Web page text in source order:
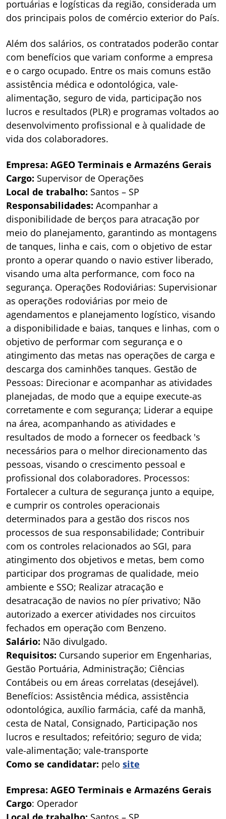
portuárias e logísticas da região, considerada um
dos principais polos de comércio exterior do País.
Além dos salários, os contratados poderão contar
com benefícios que variam conforme a empresa
e o cargo ocupado. Entre os mais comuns estão
assistência médica e odontológica, vale-
alimentação, seguro de vida, participação nos
lucros e resultados (PLR) e programas voltados ao
desenvolvimento profissional e à qualidade de
vida dos colaboradores.
Empresa: AGEO Terminais e Armazéns Gerais
Cargo: Supervisor de Operações
Local de trabalho: Santos – SP
Responsabilidades: Acompanhar a
disponibilidade de berços para atracação por
meio do planejamento, garantindo as montagens
de tanques, linha e cais, com o objetivo de estar
pronto a operar quando o navio estiver liberado,
visando uma alta performance, com foco na
segurança. Operações Rodoviárias: Supervisionar
as operações rodoviárias por meio de
agendamentos e planejamento logístico, visando
a disponibilidade e baias, tanques e linhas, com o
objetivo de performar com segurança e o
atingimento das metas nas operações de carga e
descarga dos caminhões tanques. Gestão de
Pessoas: Direcionar e acompanhar as atividades
planejadas, de modo que a equipe execute-as
corretamente e com segurança; Liderar a equipe
na área, acompanhando as atividades e
resultados de modo a fornecer os feedback 's
necessários para o melhor direcionamento das
pessoas, visando o crescimento pessoal e
profissional dos colaboradores. Processos:
Fortalecer a cultura de segurança junto a equipe,
e cumprir os controles operacionais
determinados para a gestão dos riscos nos
processos de sua responsabilidade; Contribuir
com os controles relacionados ao SGI, para
atingimento dos objetivos e metas, bem como
participar dos programas de qualidade, meio
ambiente e SSO; Realizar atracação e
desatracação de navios no píer privativo; Não
autorizado a exercer atividades nos circuitos
fechados em operação com Benzeno.
Salário: Não divulgado.
Requisitos: Cursando superior em Engenharias,
Gestão Portuária, Administração; Ciências
Contábeis ou em áreas correlatas (desejável).
Benefícios: Assistência médica, assistência
odontológica, auxílio farmácia, café da manhã,
cesta de Natal, Consignado, Participação nos
lucros e resultados; refeitório; seguro de vida;
vale-alimentação; vale-transporte
Como se candidatar: pelo site
Empresa: AGEO Terminais e Armazéns Gerais
Cargo: Operador